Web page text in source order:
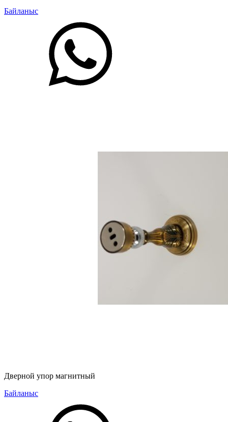
Байланыс
Дверной упор магнитный
Байланыс